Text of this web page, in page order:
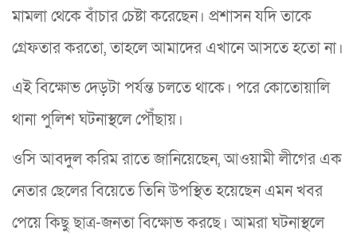
মামলা থেকে বাঁচার চেষ্টা করেছেন। প্রশাসন যদি তাকে
গ্রেফতার করতো, তাহলে আমাদের এখানে আসতে হতো না।
এই বিক্ষোভ দেড়টা পর্যন্ত চলতে থাকে। পরে কোতোয়ালি
থানা পুলিশ ঘটনাস্থলে পৌঁছায়।
ওসি আবদুল করিম রাতে জানিয়েছেন, আওয়ামী লীগের এক
নেতার ছেলের বিয়েতে তিনি উপস্থিত হয়েছেন এমন খবর
পেয়ে কিছু ছাত্র-জনতা বিক্ষোভ করছে। আমরা ঘটনাস্থলে